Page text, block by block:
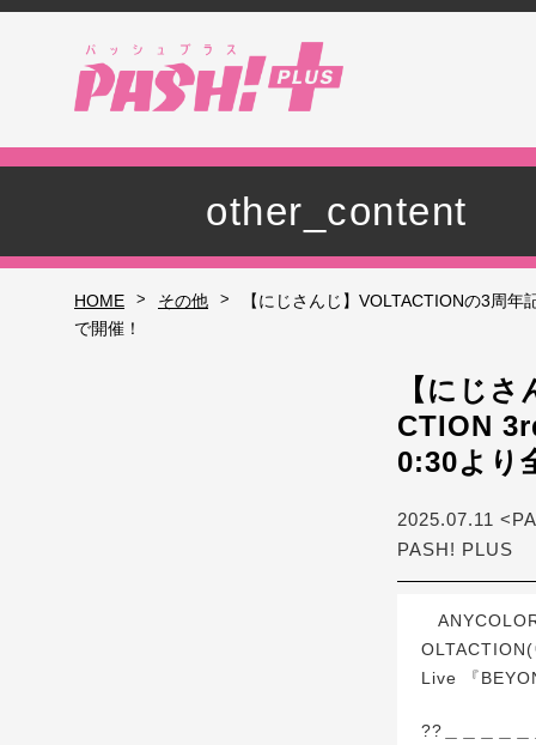
other_content
HOME > その他 >
【にじさんじ】VOLTACTIONの3周
で開催！
【にじ
CTION
0:30より
2025.07.11
PASH! PLUS
Live 『
??＿＿＿＿